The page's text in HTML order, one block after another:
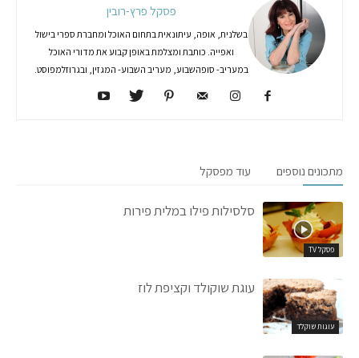
פסקל פרץ-רובין
בשלנית, אופה, עיתונאית בתחום האוכל ומחברת ספרי בישול
ואפייה. כותבת ומצלמת באופן קבוע את מדורי האוכל
במעריב- סופהשבוע, מעריב השבוע- המגזין, ובגרוזלמפוסט.
מתכונים נוספים עוד מפסקל
פסקל TV
סלסילות פילו במלית פירות
עוגות שוקלד
עוגת שוקולד וקציפת לוז